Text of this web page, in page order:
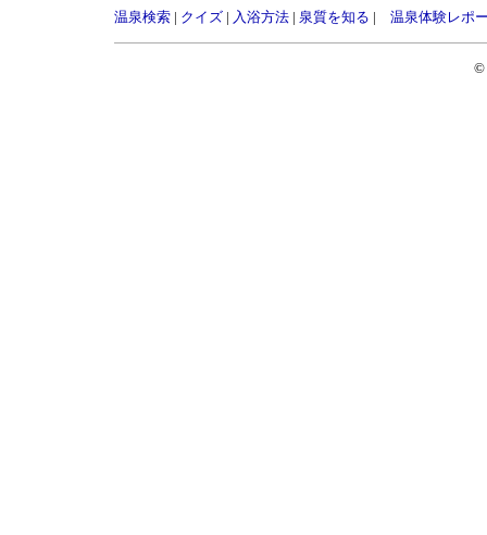
温泉検索 | クイズ | 入浴方法 | 泉質を知る | 温泉体験レポ